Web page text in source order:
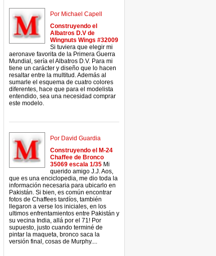
Por Michael Capell
Construyendo el
Albatros D.V de
Wingnuts Wings #32009
Si tuviera que elegir mi
aeronave favorita de la Primera Guerra
Mundial, sería el Albatros D.V. Para mi
tiene un carácter y diseño que lo hacen
resaltar entre la multitud. Además al
sumarle el esquema de cuatro colores
diferentes, hace que para el modelista
entendido, sea una necesidad comprar
este modelo.
Por David Guardia
Construyendo el M-24
Chaffee de Bronco
35069 escala 1/35 Mi
querido amigo J.J. Aos,
que es una enciclopedia, me dio toda la
información necesaria para ubicarlo en
Pakistán. Si bien, es común encontrar
fotos de Chaffees tardíos, también
llegaron a verse los iniciales, en los
ultimos enfrentamientos entre Pakistán y
su vecina India, allá por el 71! Por
supuesto, justo cuando terminé de
pintar la maqueta, bronco saca la
versión final, cosas de Murphy....